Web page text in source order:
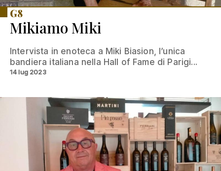
G8
Mikiamo Miki
Intervista in enoteca a Miki Biasion, l’unica
bandiera italiana nella Hall of Fame di Parigi...
14 lug 2023